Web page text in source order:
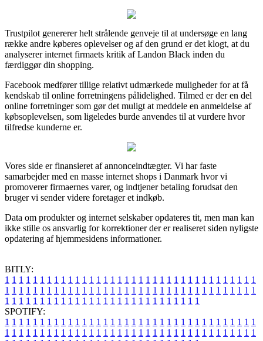
Trustpilot genererer helt strålende genveje til at undersøge en lang
række andre køberes oplevelser og af den grund er det klogt, at du
analyserer internet firmaets kritik af Landon Black inden du
færdiggør din shopping.
Facebook medfører tillige relativt udmærkede muligheder for at få
kendskab til online forretningens pålidelighed. Tilmed er der en del
online forretninger som gør det muligt at meddele en anmeldelse af
købsoplevelsen, som ligeledes burde anvendes til at vurdere hvor
tilfredse kunderne er.
Vores side er finansieret af annonceindtægter. Vi har faste
samarbejder med en masse internet shops i Danmark hvor vi
promoverer firmaernes varer, og indtjener betaling forudsat den
bruger vi sender videre foretager et indkøb.
Data om produkter og internet selskaber opdateres tit, men man kan
ikke stille os ansvarlig for korrektioner der er realiseret siden nyligste
opdatering af hjemmesidens informationer.
BITLY:
1 1 1 1 1 1 1 1 1 1 1 1 1 1 1 1 1 1 1 1 1 1 1 1 1 1 1 1 1 1 1 1 1 1 1 1
1 1 1 1 1 1 1 1 1 1 1 1 1 1 1 1 1 1 1 1 1 1 1 1 1 1 1 1 1 1 1 1 1 1 1 1
1 1 1 1 1 1 1 1 1 1 1 1 1 1 1 1 1 1 1 1 1 1 1 1 1 1 1 1
SPOTIFY:
1 1 1 1 1 1 1 1 1 1 1 1 1 1 1 1 1 1 1 1 1 1 1 1 1 1 1 1 1 1 1 1 1 1 1 1
1 1 1 1 1 1 1 1 1 1 1 1 1 1 1 1 1 1 1 1 1 1 1 1 1 1 1 1 1 1 1 1 1 1 1 1